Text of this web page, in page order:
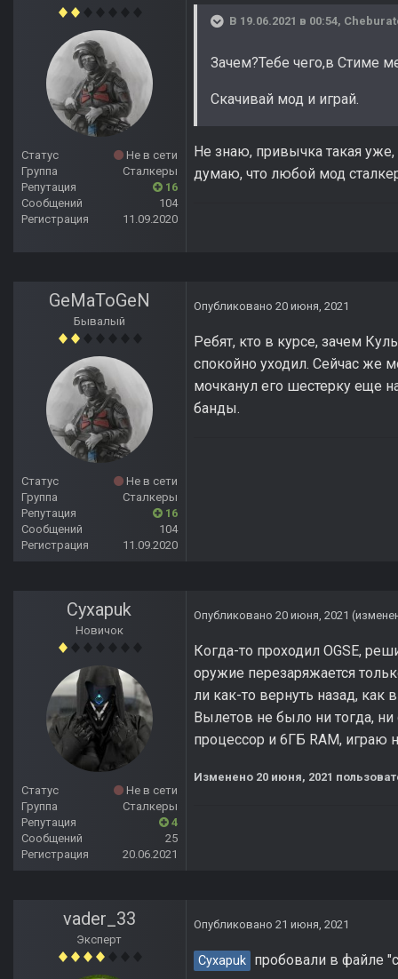
Статус
Не в сети
Группа
Сталкеры
Репутация
16
Сообщений
104
Регистрация
11.09.2020
В 19.06.2021 в 00:54,
Зачем?Тебе чего,в Стиме
Скачивай мод и играй.
Не знаю, привычка такая
думаю, что любой мод
GeMaToGeN
Бывалый
Статус
Не в сети
Группа
Сталкеры
Репутация
16
Сообщений
104
Регистрация
11.09.2020
Опубликовано 20 июня, 2021
Ребят, кто в курсе, зачем
спокойно уходил. Сейчас же
мочканул его шестерку еще
банды.
Cyxapuk
Новичок
Статус
Не в сети
Группа
Сталкеры
Репутация
4
Сообщений
25
Регистрация
20.06.2021
Опубликовано 20 июня, 2021
Когда-то проходил OGSE,
оружие перезаряжается
ли как-то вернуть назад, как
Вылетов не было ни тогда,
процессор и 6ГБ RAM, играю
Изменено 20 июня, 2021
vader_33
Эксперт
Опубликовано 21 июня, 2021
Cyxapuk пробовали в файле